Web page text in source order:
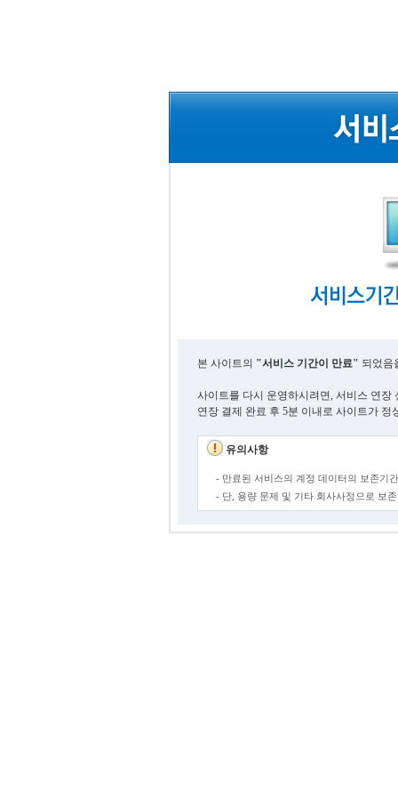
본 사이트의 "서비스 기간이 만료" 되었음
사이트를 다시 운영하시려면, 서비스 연장
연장 결제 완료 후 5분 이내로 사이트가 정
유의사항
- 만료된 서비스의 계정 데이터의 보존기
- 단, 용량 문제 및 기타 회사사정으로 보